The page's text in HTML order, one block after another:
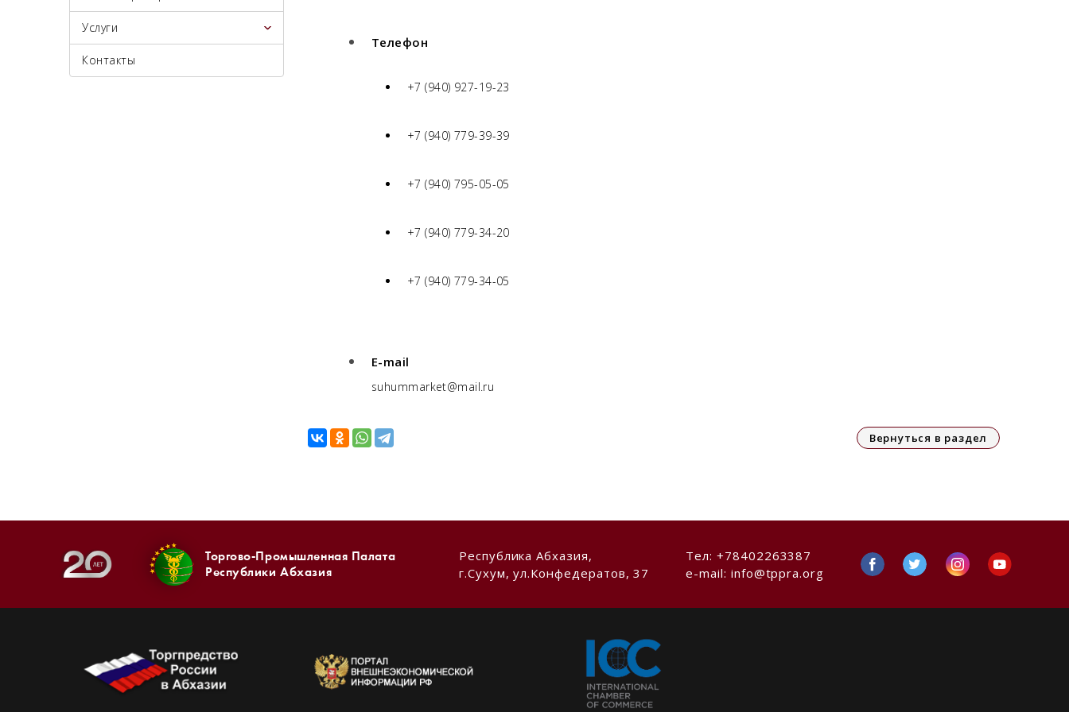
Услуги
Контакты
Телефон
+7 (940) 927-19-23
+7 (940) 779-39-39
+7 (940) 795-05-05
+7 (940) 779-34-20
+7 (940) 779-34-05
E-mail
suhummarket@mail.ru
Вернуться в раздел
Торгово-Промышленная Палата
Республики Абхазия
Республика Абхазия,
г.Сухум, ул.Конфедератов, 37
Тел: +78402263387
e-mail: info@tppra.org